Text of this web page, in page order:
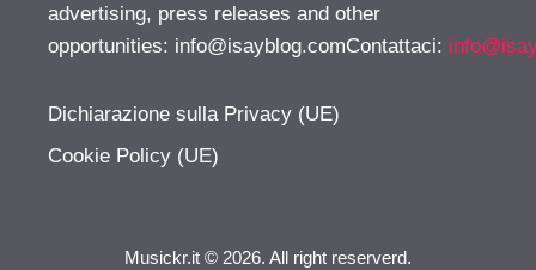
advertising, press releases and other
opportunities: info@isayblog.comContattaci:
Dichiarazione sulla Privacy (UE)
Cookie Policy (UE)
Musickr.it © 2026. All right reserverd.